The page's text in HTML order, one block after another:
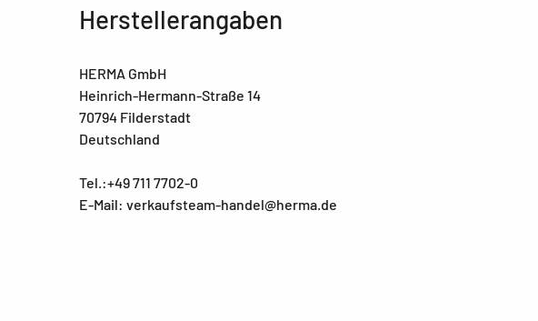
Herstellerangaben
HERMA GmbH
Heinrich-Hermann-Straße 14
70794 Filderstadt
Deutschland
Tel.:+49 711 7702-0
E-Mail: verkaufsteam-handel@herma.de